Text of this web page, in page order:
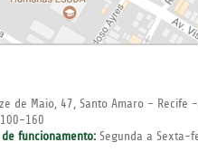
de Maio, 47, Santo Amaro - Recife -
160
de funcionamento: Segunda a Sexta-